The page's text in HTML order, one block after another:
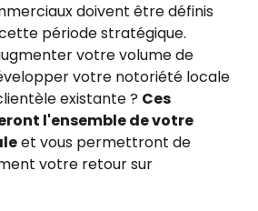
doivent être définis
période stratégique.
votre volume de
votre notoriété locale
existante ? Ces
l'ensemble de votre
et vous permettront de
votre retour sur